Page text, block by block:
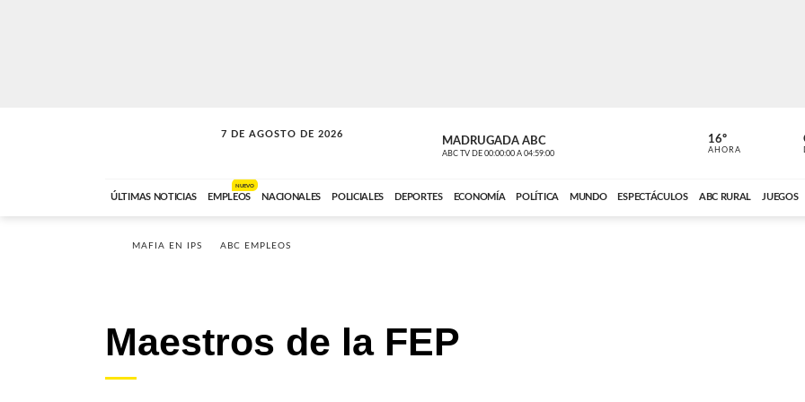
7 DE AGOSTO DE 2026
SOLO MÚSICA MADRUGADA ABC
ABC TV DE 00:00:00 A 04:59:00 ABC CARDINAL
16º
AHORA
ÚLTIMAS NOTICIAS EMPLEOS
NUEVO
NACIONALES POLICIALES DEPORTES ECONOMÍA POLÍTICA MUNDO ESPECTÁCULOS ABC RURAL JUEGOS
MAFIA EN IPS ABC EMPLEOS
Maestros de la FEP